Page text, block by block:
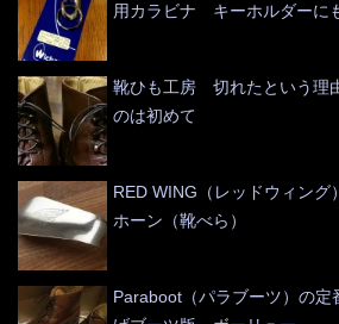
用カラビナ キーホルダーに
靴ひも工房 切れたという理
のは初めて
RED WING（レッドウィング
ホーン（靴べら）
Paraboot（パラブーツ）の定